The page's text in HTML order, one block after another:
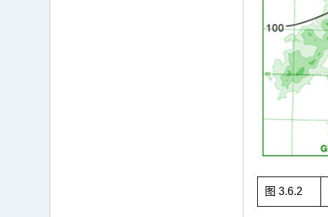
图 3.6.2